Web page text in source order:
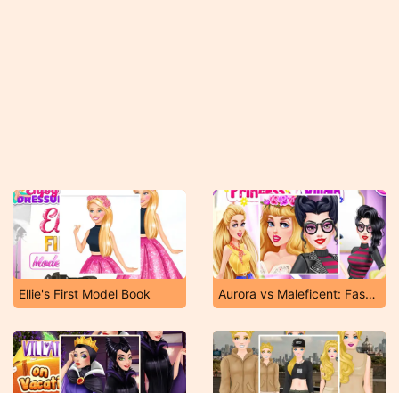
Ellie's First Model Book Aurora vs Maleficent: Fashion Showdown